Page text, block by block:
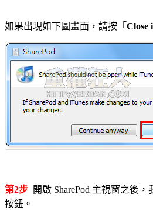
如果出現如下圖畫面，請按「 Close
第2步 開啟 SharePod 主視窗之後
按鈕。